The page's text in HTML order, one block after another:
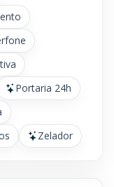
Portaria 24h
Zelador